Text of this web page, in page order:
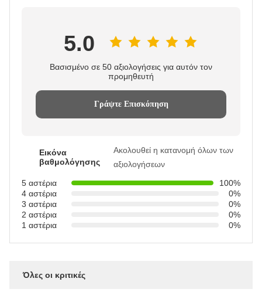
5.0
Βασισμένο σε 50 αξιολογήσεις για αυτόν τον
προμηθευτή
Γράψτε Επισκόπηση
Εικόνα
βαθμολόγησης
Ακολουθεί η κατανομή όλων των
αξιολογήσεων
5 αστέρια
100%
4 αστέρια
0%
3 αστέρια
0%
2 αστέρια
0%
1 αστέρια
0%
Όλες οι κριτικές